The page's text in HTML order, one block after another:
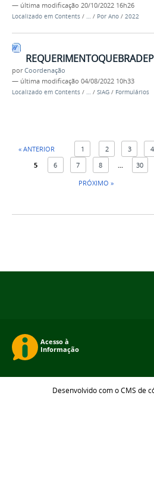
— última modificação 20/10/2022 16h26
Localizado em Contents / / Por Ano / 2022
porCoordenação
— última modificação 04/08/2022 10h33
Localizado em Contents / … / SIAG / Formulários
« ANTERIOR 1 2 3
4
5
6 7 8 ...
30
PRÓXIMO »
Desenvolvido com o CMS de